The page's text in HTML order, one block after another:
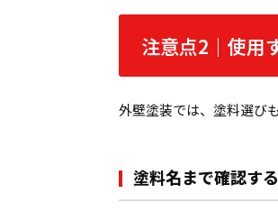
注意点2｜使用
外壁塗装では、塗料選び
塗料名まで確認する